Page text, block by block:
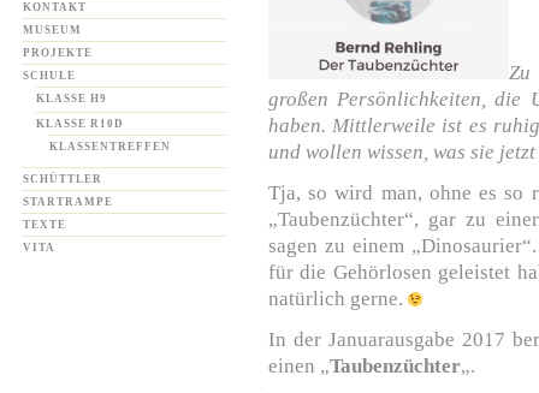
KONTAKT
MUSEUM
PROJEKTE
SCHULE
KLASSE H9
KLASSE R10D
KLASSENTREFFEN
SCHÜTTLER
STARTRAMPE
TEXTE
VITA
Zu
großen Persönlichkeiten, die
haben. Mittlerweile ist es
und wollen wissen, was sie
Tja, so wird man, ohne es so
„Taubenzüchter“, gar zu
sagen zu einem
für die Gehörlosen geleistet
natürlich gerne.
In der Januarausgabe 2017
einen „Taubenzüchter„.